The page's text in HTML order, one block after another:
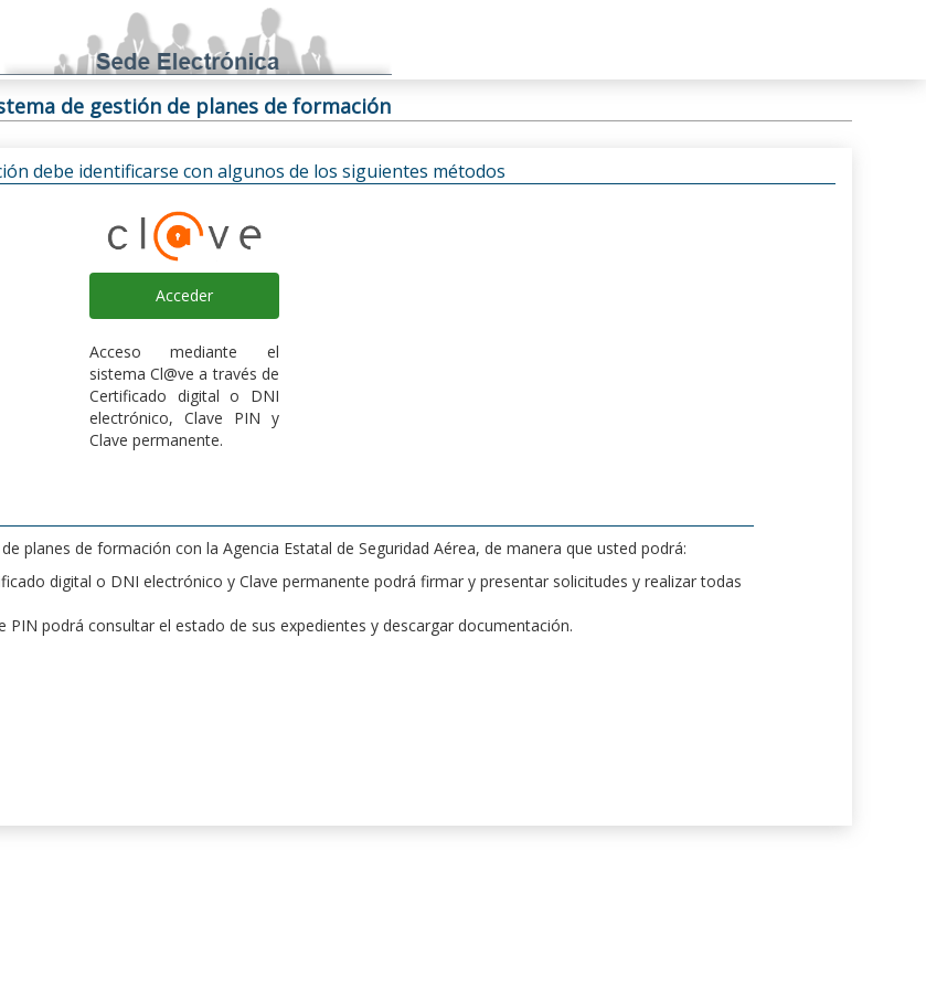
de gestión de planes de formación
debe identificarse con algunos de los siguientes métodos
Acceder
Acceso mediante el
sistema Cl@ve a través de
Certificado digital o DNI
electrónico, Clave PIN y
Clave permanente.
planes de formación con la Agencia Estatal de Seguridad Aérea, de manera que usted podrá:
digital o DNI electrónico y Clave permanente podrá firmar y presentar solicitudes y realizar todas
PIN podrá consultar el estado de sus expedientes y descargar documentación.